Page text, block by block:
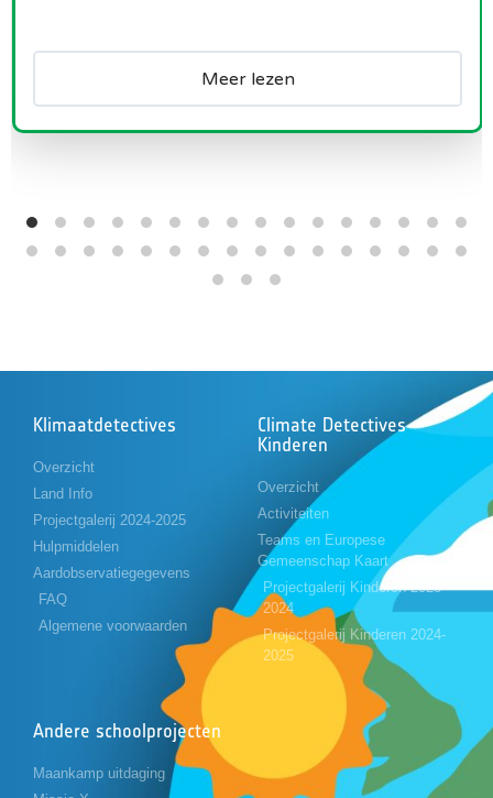
Meer lezen
Klimaatdetectives
Overzicht
Land Info
Projectgalerij 2024-2025
Hulpmiddelen
Aardobservatiegegevens
FAQ
Algemene voorwaarden
Climate Detectives
Kinderen
Overzicht
Activiteiten
Teams en Europese
Gemeenschap Kaart
Projectgalerij Kinderen 2023-
2024
Projectgalerij Kinderen 2024-
2025
Andere schoolprojecten
Maankamp uitdaging